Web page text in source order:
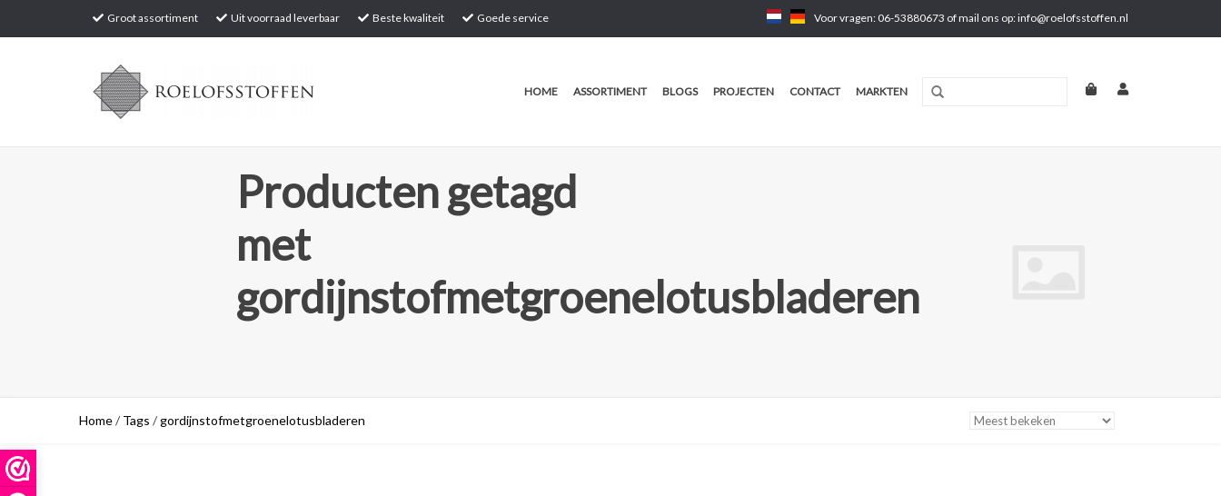
Groot assortiment Uit voorraad leverbaar Beste kwaliteit Goede service Voor vragen: 06-53880673 of mail ons op:info@roelofsstoffen.nl
HOME ASSORTIMENT BLOGS PROJECTEN CONTACT MARKTEN
Producten getagd
met
gordijnstofmetgroenelotusbladeren
Home/ Tags /gordijnstofmetgroenelotusbladeren